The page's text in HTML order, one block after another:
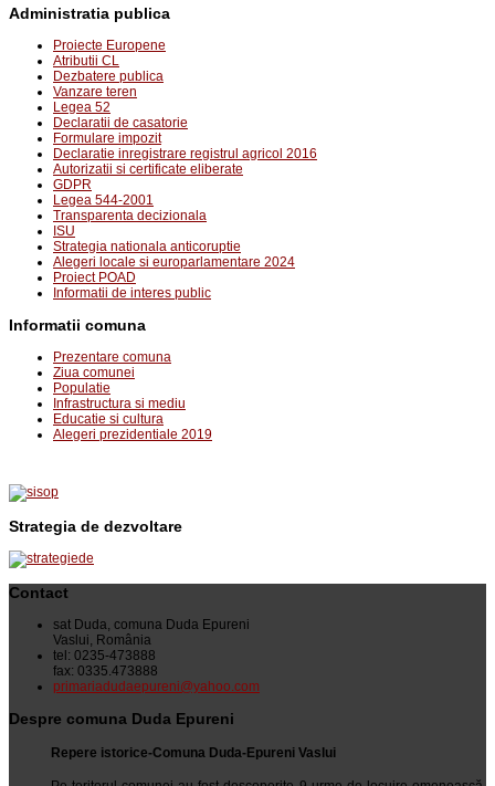
Administratia publica
Proiecte Europene
Atributii CL
Dezbatere publica
Vanzare teren
Legea 52
Declaratii de casatorie
Formulare impozit
Declaratie inregistrare registrul agricol 2016
Autorizatii si certificate eliberate
GDPR
Legea 544-2001
Transparenta decizionala
ISU
Strategia nationala anticoruptie
Alegeri locale si europarlamentare 2024
Proiect POAD
Informatii de interes public
Informatii comuna
Prezentare comuna
Ziua comunei
Populatie
Infrastructura si mediu
Educatie si cultura
Alegeri prezidentiale 2019
Strategia de dezvoltare
Contact
sat Duda, comuna Duda Epureni
Vaslui, România
tel: 0235-473888
fax: 0335.473888
primariadudaepureni@yahoo.com
Despre comuna Duda Epureni
Repere istorice-Comuna Duda-Epureni Vaslui